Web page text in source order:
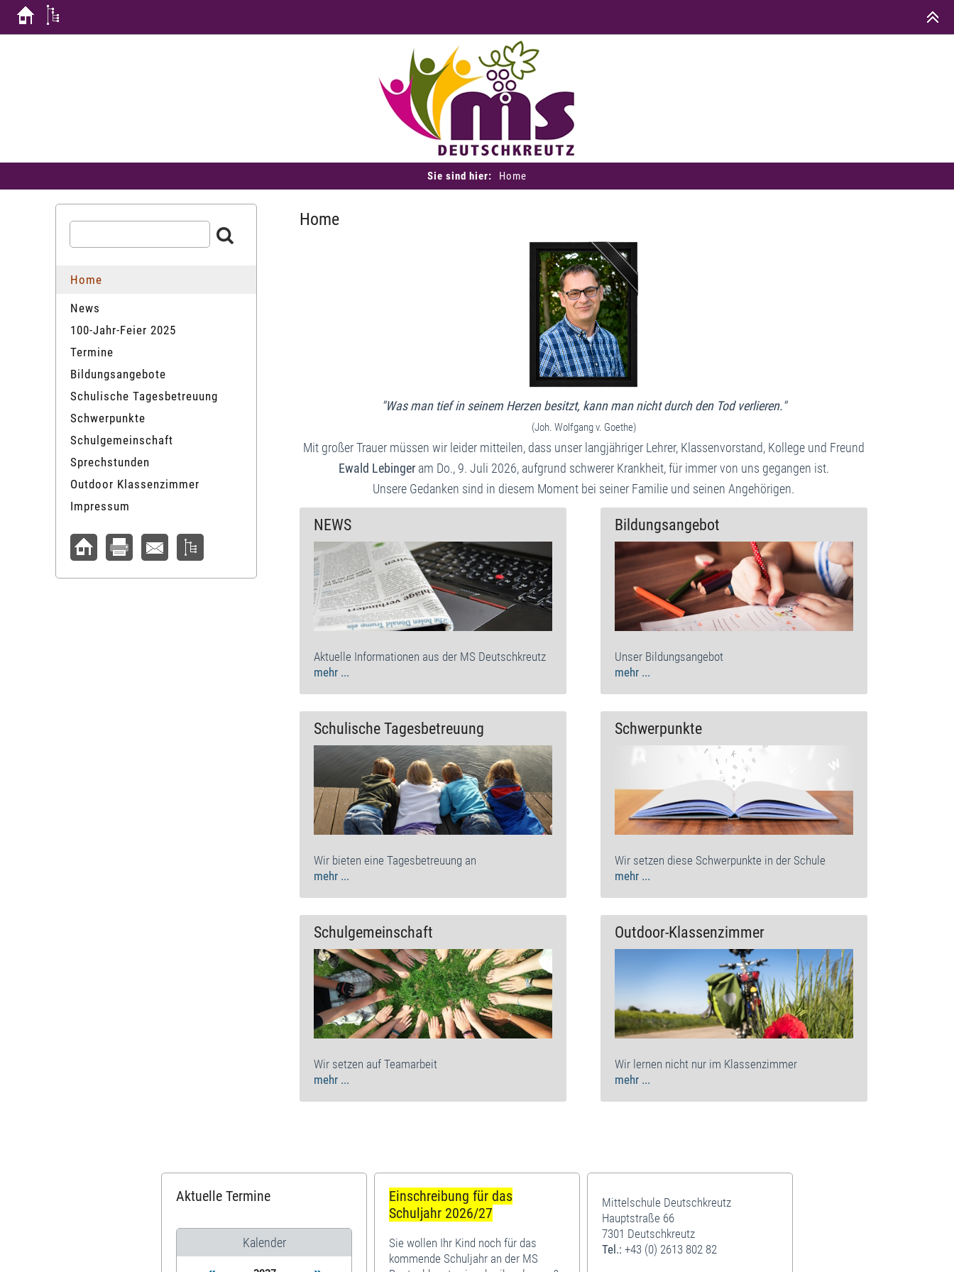
Sie sind hier: Home
Home
"Was man tief in seinem Herzen besitzt, kann man nicht durch den Tod verlieren."
(Joh. Wolfgang v. Goethe)
Mit großer Trauer müssen wir leider mitteilen, dass unser langjähriger Lehrer, Klassenvorstand, Kollege und Freund
Ewald Lebingeram Do., 9. Juli 2026, aufgrund schwerer Krankheit, für immer von uns gegangen ist.
Unsere Gedanken sind in diesem Moment bei seiner Familie und seinen Angehörigen.
NEWS
Aktuelle Informationen aus der MS Deutschkreutz
mehr ...
Bildungsangebot
Unser Bildungsangebot
mehr ...
Schulische Tagesbetreuung
Wir bieten eine Tagesbetreuung an
mehr ...
Schwerpunkte
Wir setzen diese Schwerpunkte in der Schule
mehr ...
Schulgemeinschaft
Wir setzen auf Teamarbeit
mehr ...
Outdoor-Klassenzimmer
Wir lernen nicht nur im Klassenzimmer
mehr ...
Home
News
100-Jahr-Feier 2025
Termine
Bildungsangebote
Schulische Tagesbetreuung
Schwerpunkte
Schulgemeinschaft
Sprechstunden
Outdoor Klassenzimmer
Impressum
Aktuelle Termine
Kalender
Einschreibung für das
Schuljahr 2026/27
Sie wollen Ihr Kind noch für das
kommende Schuljahr an der MS
Mittelschule Deutschkreutz
Hauptstraße 66
7301 Deutschkreutz
Tel.: +43 (0) 2613 802 82